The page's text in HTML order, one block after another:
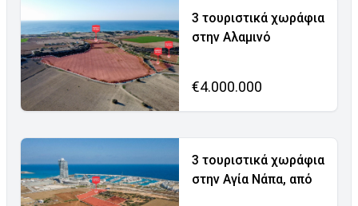
3 τουριστικά χωράφια
στην Αλαμινό
€4.000.000
3 τουριστικά χωράφια
στην Αγία Νάπα, από